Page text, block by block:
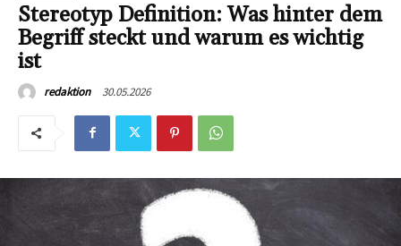
Stereotyp Definition: Was hinter dem
Begriff steckt und warum es wichtig
ist
redaktion 30.05.2026